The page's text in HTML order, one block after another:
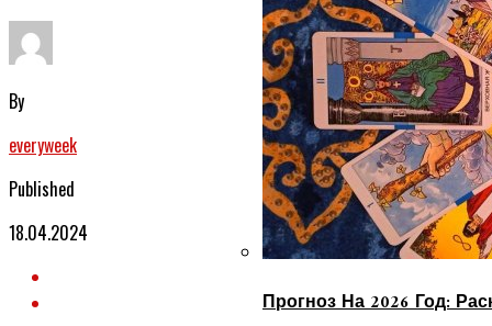
Прогноз На 2026 Год:
By
everyweek
Published
18.04.2024